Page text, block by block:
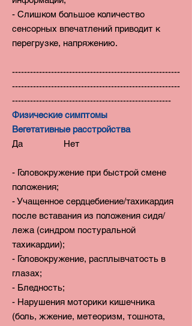
- Слишком большое количество
сенсорных впечатлений приводит к
перегрузке, напряжению.
--------------------------------------------------------
--------------------------------------------------------
-----------------------------------------------------
Физические симптомы
Вегетативные расстройства
Да Нет
- Головокружение при быстрой смене
положения;
- Учащенное сердцебиение/тахикардия
после вставания из положения сидя/
лежа (синдром постуральной
тахикардии);
- Головокружение, расплывчатость в
глазах;
- Бледность;
- Нарушения моторики кишечника
(боль, жжение, метеоризм, тошнота,